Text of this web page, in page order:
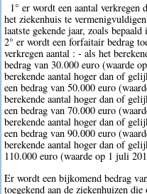
1° er wordt een aantal verkregen
het ziekenhuis te
laatste gekende jaar, zoals
2° er wordt een forfaitair bedrag
verkregen aantal : - als het
bedrag van 30.000 euro (waarde
berekende aantal hoger dan of
een bedrag van 50.000 euro
berekende aantal hoger dan of
een bedrag van 70.000 euro
berekende aantal hoger dan of
een bedrag van 90.000 euro
berekende aantal hoger dan of
110.000 euro (waarde op 1 juli
Er wordt een bijkomend bedrag
toegekend aan de ziekenhuizen